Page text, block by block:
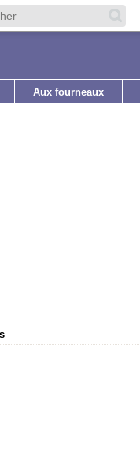
Aux fourneaux